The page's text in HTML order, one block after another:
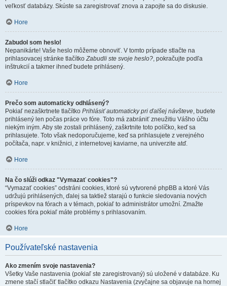
veľkosť databázy. Skúste sa zaregistrovať znova a zapojte sa do diskusie.
Hore
Zabudol som heslo!
Nepanikárte! Vaše heslo môžeme obnoviť. V tomto prípade stlačte na
prihlasovacej stránke tlačítkoZabudli ste svoje heslo?, pokračujte podľa
inštrukcií a takmer ihneď budete prihlásený.
Hore
Prečo som automaticky odhlásený?
Pokiaľ nezaškrtnete tlačítko Prihlásiť automaticky pri ďalšej návšteve, budete
prihlásený len počas práce vo fóre. Toto má zabrániť zneužitiu Vášho účtu
niekým iným. Aby ste zostali prihlásený, zaškrtnite toto políčko, keď sa
prihlasujete. Toto však nedoporučujeme, keď sa prihlasujete z verejného
počítača, napr. v knižnici, z internetovej kaviarne, na univerzite atď.
Hore
Na čo slúži odkaz "Vymazať cookies"?
“Vymazať cookies” odstráni cookies, ktoré sú vytvorené phpBB a ktoré Vás
udržujú prihlásených, ďalej sa taktiež starajú o funkcie sledovania nových
príspevkov na fórach a v témach, pokiaľ to administrátor umožní. Zmažte
cookies fóra pokiaľ máte problémy s prihlasovaním.
Hore
Používateľské nastavenia
Ako zmením svoje nastavenia?
Všetky Vaše nastavenia (pokiaľ ste zaregistrovaný) sú uložené v databáze. Ku
zmene stačí stlačiť tlačítko odkazu Nastavenia (zvyčajne sa objavuje na hornej